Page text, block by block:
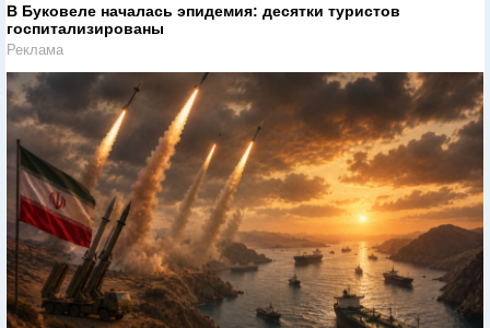
В Буковеле началась эпидемия: десятки туристов
госпитализированы
Реклама